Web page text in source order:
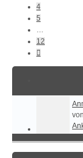
4
5
12
von